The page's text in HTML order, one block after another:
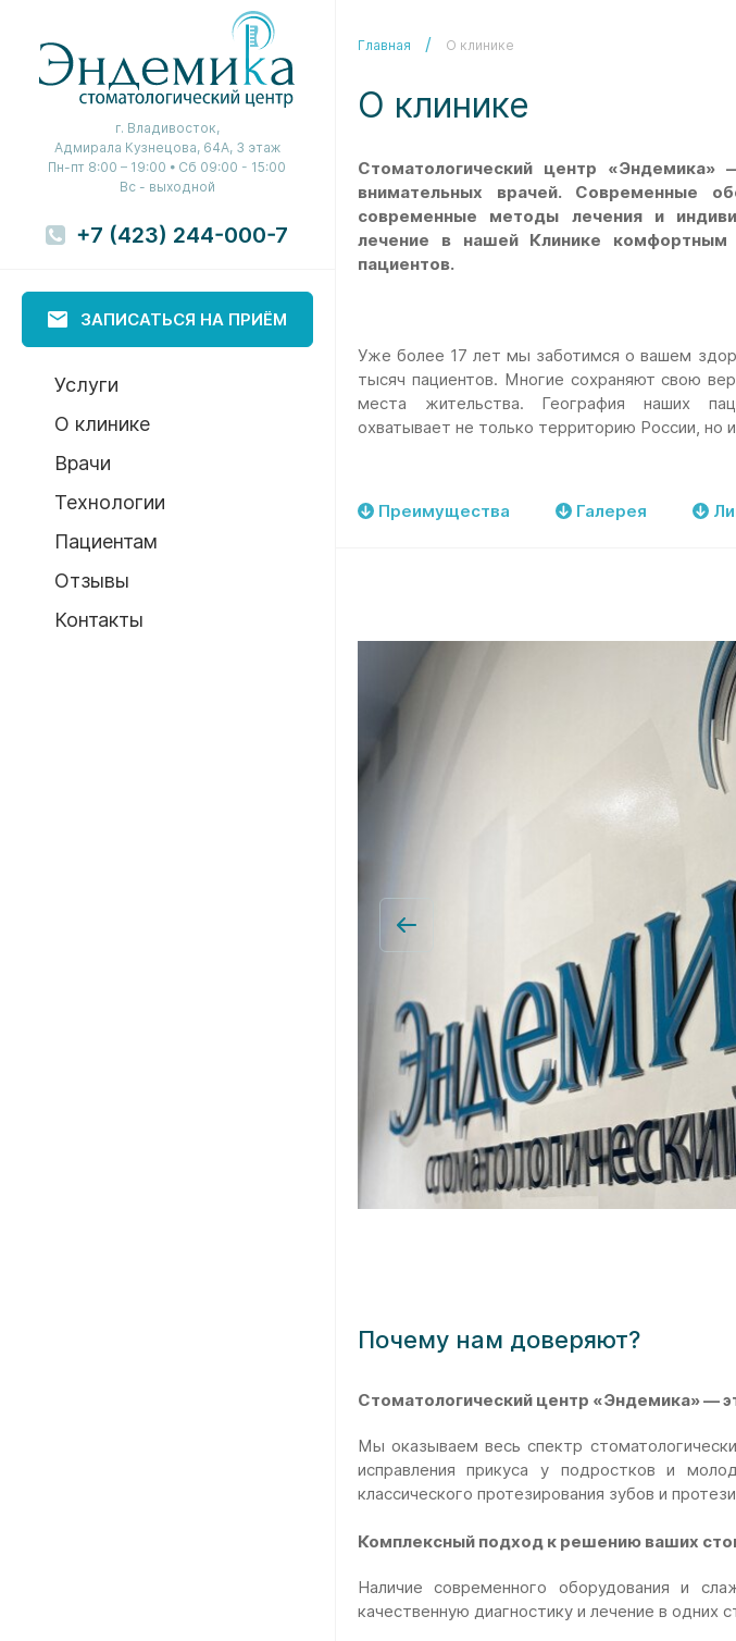
г. Владивосток,
Адмирала Кузнецова, 64А, 3 этаж
Пн-пт 8:00 – 19:00 • Сб 09:00 - 15:00
Вс - выходной
+7 (423) 244-000-7
ЗАПИСАТЬСЯ НА ПРИЁМ
Услуги
О клинике
Врачи
Технологии
Пациентам
Отзывы
Контакты
Главная О клинике
О клинике
Стоматологический центр
внимательных врачей. Современные
современные методы лечения и
лечение в нашей Клинике
пациентов.
Уже более 17 лет мы заботимся о вашем
тысяч пациентов. Многие сохраняют свою
места жительства. География наших
охватывает не только территорию России, но
Преимущества Галерея
Почему нам доверяют?
Стоматологический центр «Эндемика» —
Мы оказываем весь спектр
исправления прикуса у подростков и
классического протезирования зубов и
Комплексный подход к решению ваших
Наличие современного оборудования и
качественную диагностику и лечение в одних